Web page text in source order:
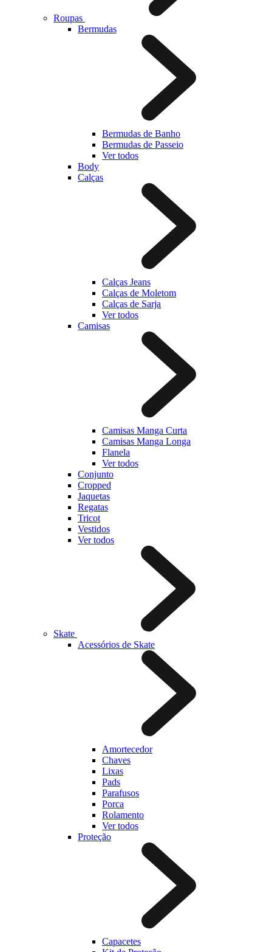
Roupas
Bermudas
Bermudas de Banho
Bermudas de Passeio
Ver todos
Body
Calças
Calças Jeans
Calças de Moletom
Calças de Sarja
Ver todos
Camisas
Camisas Manga Curta
Camisas Manga Longa
Flanela
Ver todos
Conjunto
Cropped
Jaquetas
Regatas
Tricot
Vestidos
Ver todos
Skate
Acessórios de Skate
Amortecedor
Chaves
Lixas
Pads
Parafusos
Porca
Rolamento
Ver todos
Proteção
Capacetes